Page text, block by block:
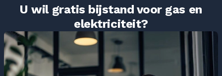
U wil gratis bijstand voor gas en
elektriciteit?